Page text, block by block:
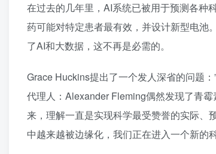
在过去的几年里，AI系统已被用于预测各种
药可能对特定患者最有效，并设计新型电池
了AI和大数据，这不再是必需的。
Grace Huckins提出了一个发人深省的问题
代理人：Alexander Fleming偶然发现了青
来，理解一直是实现科学最受赞誉的实际
中越来越被边缘化，我们正在进入一个新的